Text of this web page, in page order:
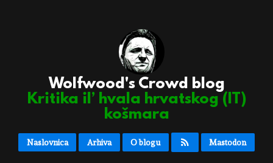
Wolfwood's Crowd blog
Kritika il’ hvala hrvatskog (IT)
košmara
Naslovnica Arhiva O blogu Mastodon